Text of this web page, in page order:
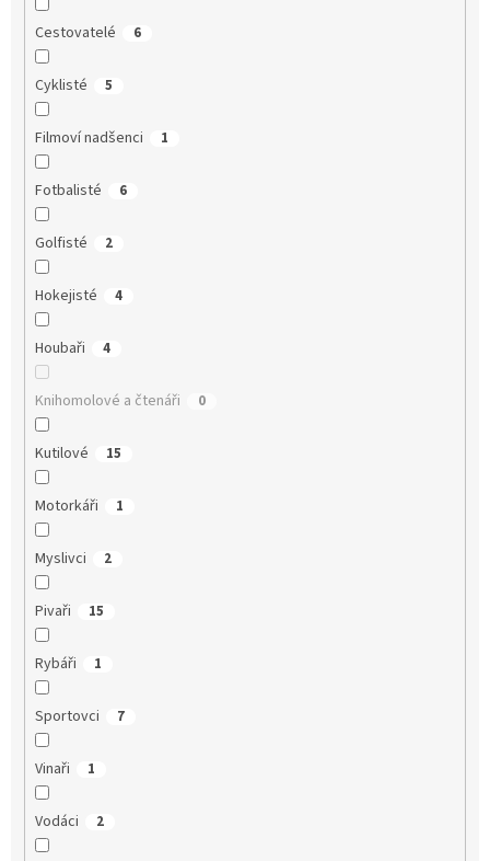
Cestovatelé 6
Cyklisté 5
Filmoví nadšenci 1
Fotbalisté 6
Golfisté 2
Hokejisté 4
Houbaři 4
Knihomolové a čtenáři 0
Kutilové 15
Motorkáři 1
Myslivci 2
Pivaři 15
Rybáři 1
Sportovci 7
Vinaři 1
Vodáci 2